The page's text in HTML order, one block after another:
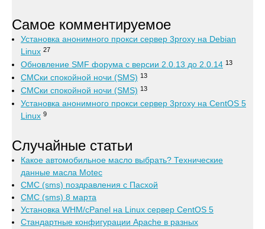
Самое комментируемое
Установка анонимного прокси сервер 3proxy на Debian
Linux 27
Обновление SMF форума с версии 2.0.13 до 2.0.14 13
СМСки спокойной ночи (SMS) 13
СМСки спокойной ночи (SMS) 13
Установка анонимного прокси сервер 3proxy на CentOS 5
Linux 9
Случайные статьи
Какое автомобильное масло выбрать? Технические
данные масла Motec
СМС (sms) поздравления с Пасхой
СМС (sms) 8 марта
Установка WHM/cPanel на Linux сервер CentOS 5
Стандартные конфигурации Apache в разных